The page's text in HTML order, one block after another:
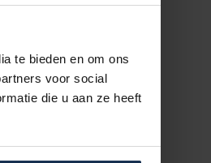
te bieden en om ons
voor social
die u aan ze heeft